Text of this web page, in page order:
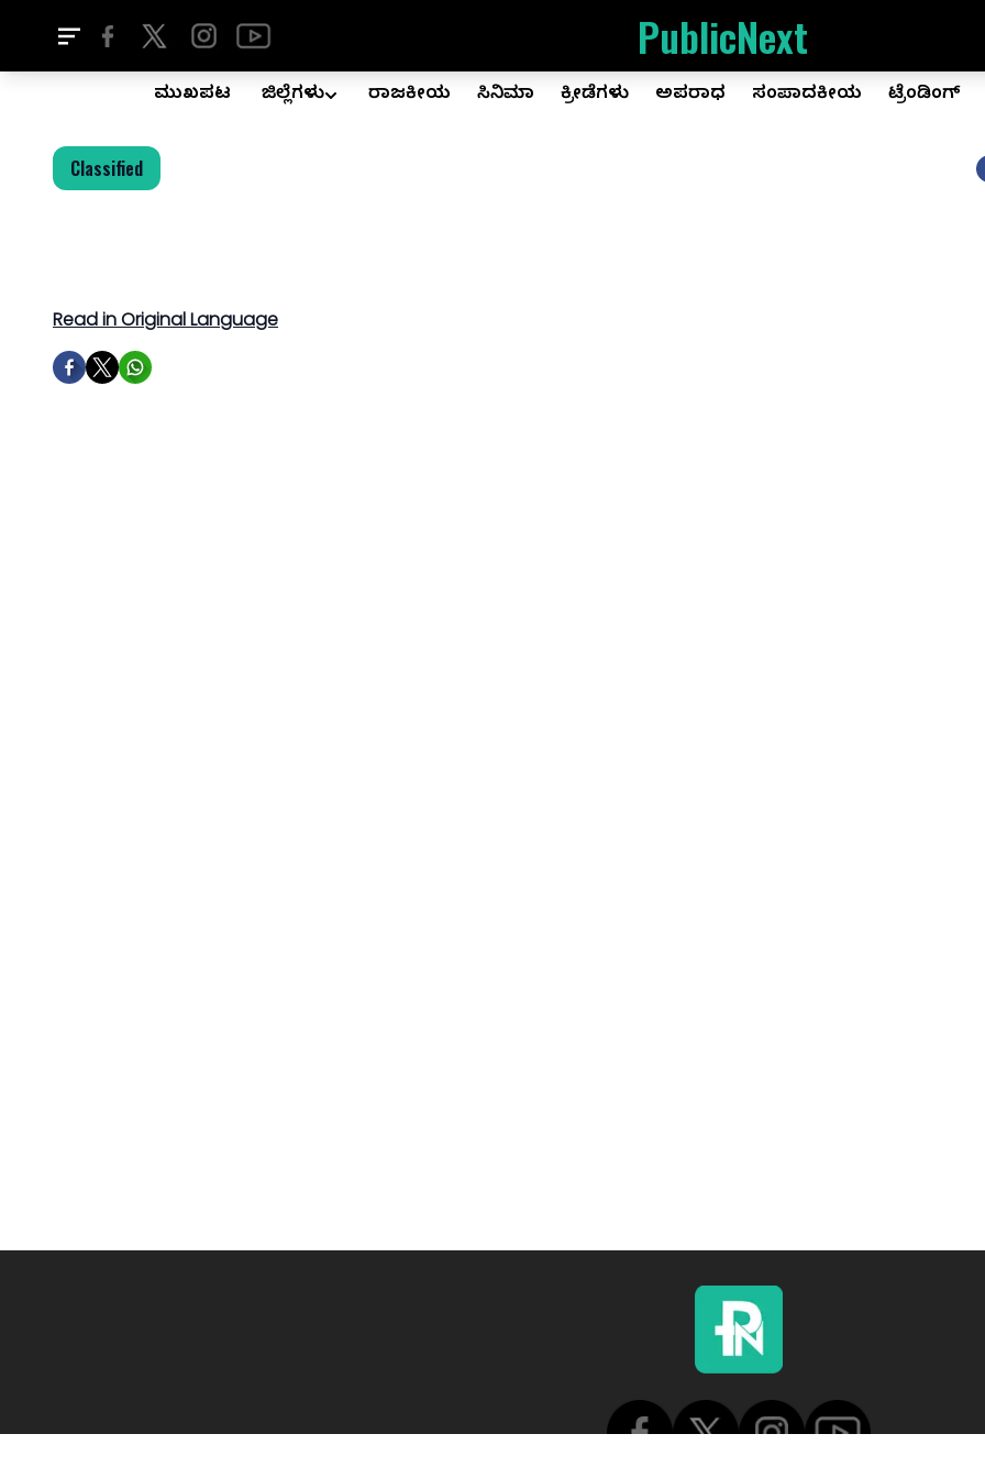
PublicNext
ಮುಖಪುಟ ಜಿಲ್ಲೆಗಳು ರಾಜಕೀಯ ಸಿನಿಮಾ ಕ್ರೀಡೆಗಳು ಅಪರಾಧ ಸಂಪಾದಕೀಯ ಟ್ರೆಂಡಿಂಗ್
Classified
Read in Original Language